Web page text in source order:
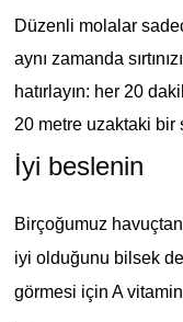
Düzenli molalar
aynı zamanda
hatırlayın: her 20
20 metre uzaktaki bir
İyi beslenin
Birçoğumuz
iyi olduğunu bilsek
görmesi için A